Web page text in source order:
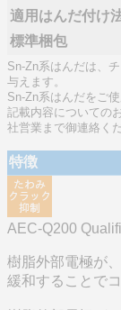
適用はんだ付け
標準梱包
Sn-Zn系はんだは、
与えます。
Sn-Zn系はんだをご
記載内容についての
社営業まで御連絡く
特徴
AEC-Q200
樹脂外部電極が
緩和することで